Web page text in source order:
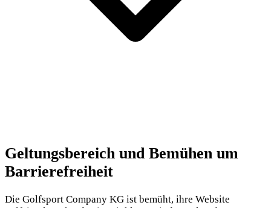
Geltungsbereich und Bemühen um
Barrierefreiheit
Die Golfsport Company KG ist bemüht, ihre Website